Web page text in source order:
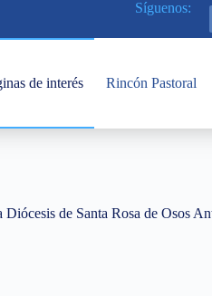
Síguenos:
de interés Rincón Pastoral
de Santa Rosa de Osos